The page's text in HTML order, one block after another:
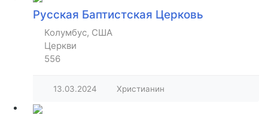
Русская Баптистская Церковь
Колумбус, США
Церкви
556
13.03.2024 Христианин